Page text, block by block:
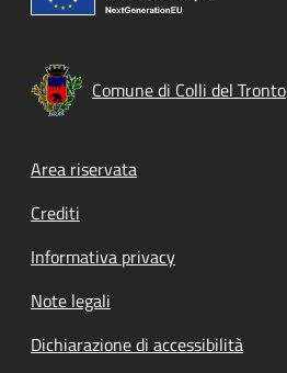
Comune di Colli del Tronto
Footer menu
Area riservata
Crediti
Informativa privacy
Note legali
Dichiarazione di accessibilità